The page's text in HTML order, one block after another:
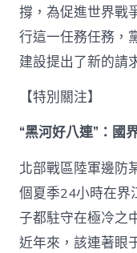
撐，為促進世界戰
行這一任務任務，
建設提出了新的請
【特別關注】
“黑河好八連”：國
北部戰區陸軍邊防
個夏季24小時在界
子都駐守在極冷之
近年來，該連著眼